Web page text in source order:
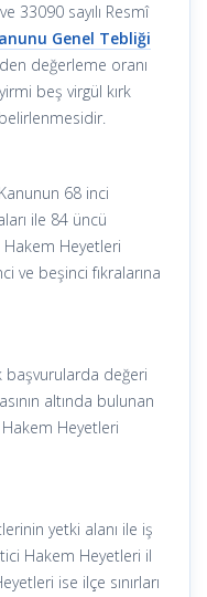
33090 sayılı Resmî
Genel Tebliği
değerleme oranı
beş virgül kırk
68 inci
ile 84 üncü
Hakem Heyetleri
ve beşinci fıkralarına
başvurularda değeri
altında bulunan
Heyetleri
yetki alanı ile iş
Hakem Heyetleri il
ise ilçe sınırları